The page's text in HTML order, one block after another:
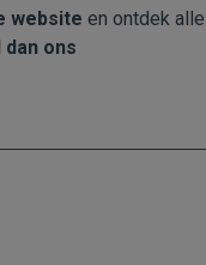
website en ontdek alle
dan ons